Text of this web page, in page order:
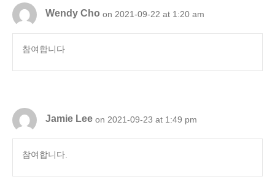
Wendy Cho on 2021-09-22 at 1:20 am
참여합니다
Jamie Lee on 2021-09-23 at 1:49 pm
참여합니다.